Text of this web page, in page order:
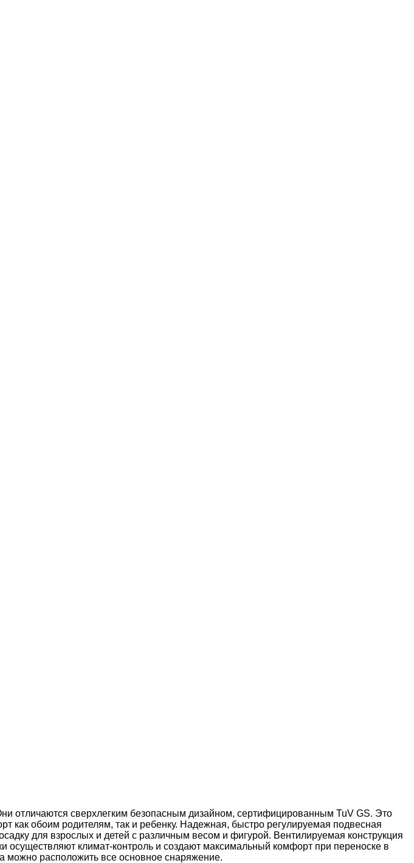
отличаются сверхлегким безопасным дизайном, сертифицированным TuV GS. Это
обоим родителям, так и ребенку. Надежная, быстро регулируемая подвесная
для взрослых и детей с различным весом и фигурой. Вентилируемая конструкция
осуществляют климат-контроль и создают максимальный комфорт при переноске в
можно расположить все основное снаряжение.